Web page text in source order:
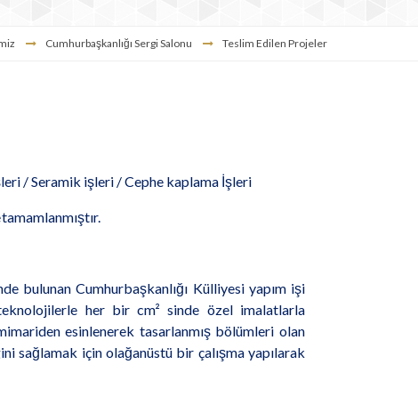
Cumhurbaşkanlığı Sergi Salonu Teslim Edilen Projeler
/ Seramik işleri / Cephe kaplama İşleri
tamamlanmıştır.
bulunan Cumhurbaşkanlığı Külliyesi yapım işi
her bir cm² sinde özel imalatlarla
esinlenerek tasarlanmış bölümleri olan
sağlamak için olağanüstü bir çalışma yapılarak